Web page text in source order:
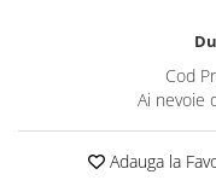
Cod
Ai nevoie
Adauga la